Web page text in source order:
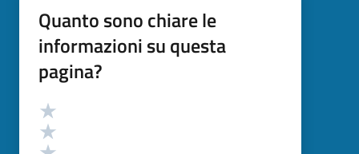
Quanto sono chiare le
informazioni su questa
pagina?
Valutazione